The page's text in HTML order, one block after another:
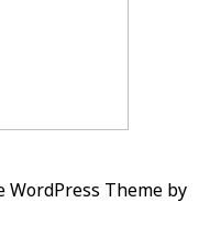
Theme by